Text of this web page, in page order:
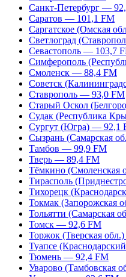
Санкт-Петербург —
Саратов — 101,1 FM
Саргатское (Омская
Светлоград
Севастополь — 103,7
Симферополь
Смоленск — 88,4 FM
Советск
Ставрополь — 93,0 FM
Старый Оскол
Судак (Республика
Сургут (Югра) — 92,1
Сызрань (Самарская
Тамбов — 99,9 FM
Тверь — 89,4 FM
Тёмкино (Смоленская
Тирасполь
Тихорецк
Токмак (Запорожская
Тольятти (Самарская
Томск — 92,6 FM
Торжок (Тверская
Туапсе
Тюмень — 92,4 FM
Уварово (Тамбовская